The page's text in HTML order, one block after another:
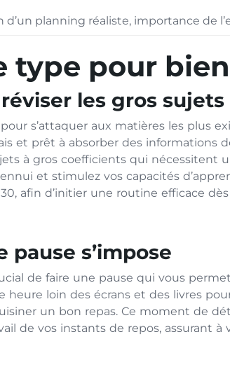
d’un planning réaliste, importance de
type pour
les gros sujets
s’attaquer aux matières les plus
et prêt à absorber des informations
à gros coefficients qui nécessitent
et stimulez vos capacités
afin d’initier une routine efficace
pause s’impose
de faire une pause qui vous
heure loin des écrans et des livres
un bon repas. Ce moment de
de vos instants de repos, assurant à